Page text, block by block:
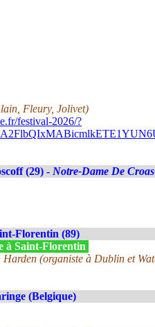
Fleury, Jolivet)
festival-2026/?
(29) - Notre-Dame De
Florentin (89)
à Saint-Florentin
Harden (organiste à Dublin et
(Belgique)